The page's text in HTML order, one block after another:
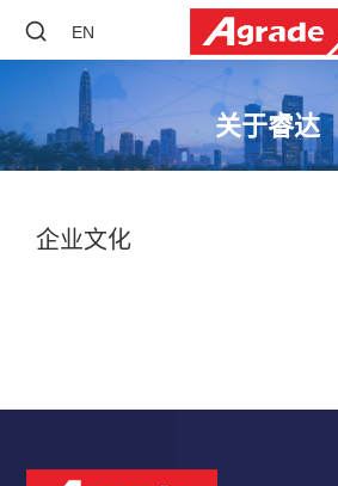
EN
关于睿达
企业文化